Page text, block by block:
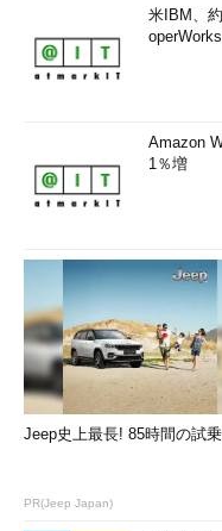
米IBM、
Amazon
1％増
Jeep史上最長! 85時間の試
PR(Jeep Japan)